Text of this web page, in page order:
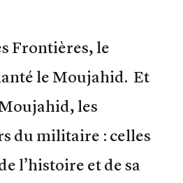
Frontières, le
le Moujahid. Et
les
du militaire : celles
l’histoire et de sa